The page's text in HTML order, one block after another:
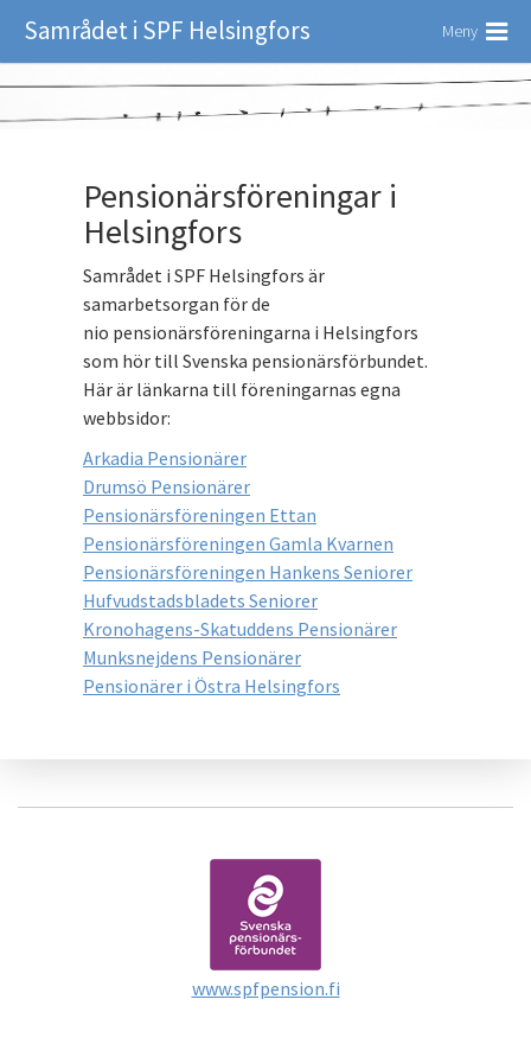
Samrådet i SPF Helsingfors Meny
Pensionärsföreningar i
Helsingfors
Samrådet i SPF Helsingfors är
samarbetsorgan för de
nio pensionärsföreningarna i Helsingfors
som hör till Svenska pensionärsförbundet.
Här är länkarna till föreningarnas egna
webbsidor:
Arkadia Pensionärer
Drumsö Pensionärer
Pensionärsföreningen Ettan
Pensionärsföreningen Gamla Kvarnen
Pensionärsföreningen Hankens Seniorer
Hufvudstadsbladets Seniorer
Kronohagens-Skatuddens Pensionärer
Munksnejdens Pensionärer
Pensionärer i Östra Helsingfors
www.spfpension.fi